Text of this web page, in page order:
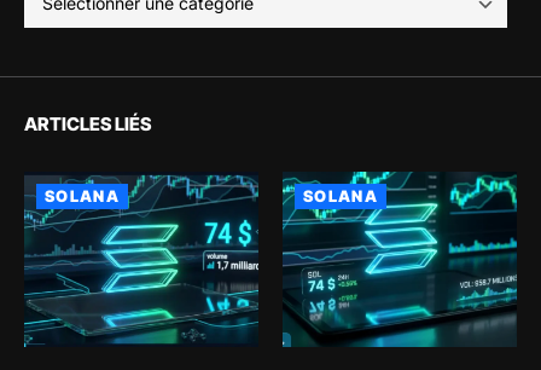
ARTICLES LIÉS
SOLANA SOLANA